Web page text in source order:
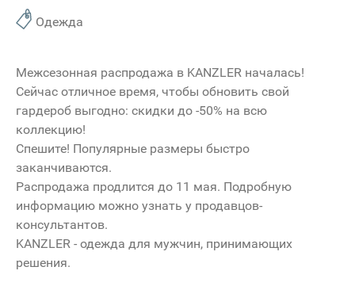
Одежда
Межсезонная распродажа в KANZLER началась!
Сейчас отличное время, чтобы обновить свой
гардероб выгодно: скидки до -50% на всю
коллекцию!
Спешите! Популярные размеры быстро
заканчиваются.
Распродажа продлится до 11 мая. Подробную
информацию можно узнать у продавцов-
консультантов.
KANZLER - одежда для мужчин, принимающих
решения.